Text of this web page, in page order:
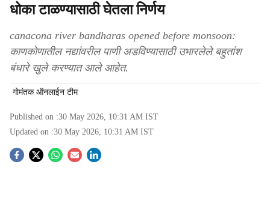
धोका टाळण्यासाठी घेतला निर्णय
canacona river bandharas opened before monsoon:
काणकोणातील नद्यांवरील पाणी अडविण्यासाठी उभारलेले बहुतांश
बंधारे खुले करण्यात आले आहेत.
गोमंतक ऑनलाईन टीम
Published on :30 May 2026, 10:31 AM IST
Updated on :30 May 2026, 10:31 AM IST
S